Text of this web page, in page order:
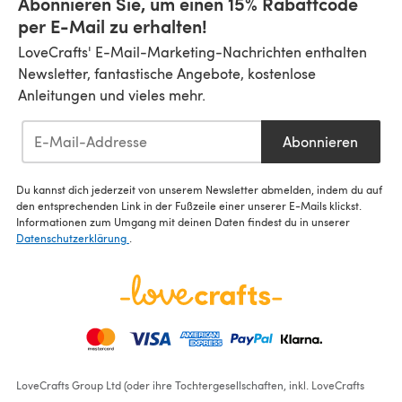
per E-Mail zu erhalten!
LoveCrafts' E-Mail-Marketing-Nachrichten enthalten
Newsletter, fantastische Angebote, kostenlose
Anleitungen und vieles mehr.
Abonnieren
Du kannst dich jederzeit von unserem Newsletter abmelden, indem du auf
den entsprechenden Link in der Fußzeile einer unserer E-Mails klickst.
Informationen zum Umgang mit deinen Daten findest du in unserer
Datenschutzerklärung
LoveCrafts Group Ltd (oder ihre Tochtergesellschaften, inkl. LoveCrafts